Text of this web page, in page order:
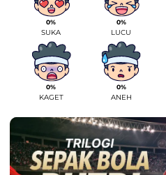
0%
SUKA
0%
LUCU
0%
KAGET
0%
ANEH